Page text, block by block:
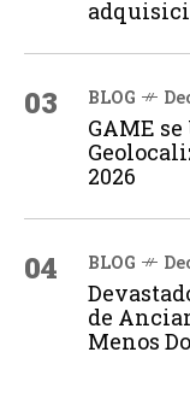
03 BLOG
GAME
2026
04 BLOG
de
Menos